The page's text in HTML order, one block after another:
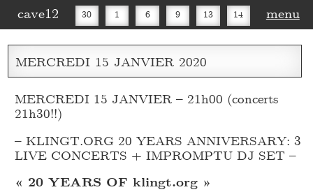
cave12 30 1 6 9 13 14
16 20 27 30
menu
MERCREDI 15 JANVIER 2020
MERCREDI 15 JANVIER – 21h00 (concerts
21h30!!)
– KLINGT.ORG 20 YEARS ANNIVERSARY: 3
LIVE CONCERTS + IMPROMPTU DJ SET –
« 20 YEARS OF klingt.org »